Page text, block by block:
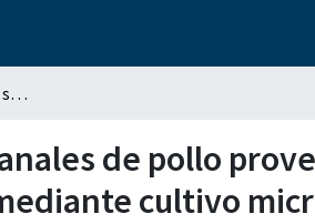
Incidencia de Salmonella spp en canales de pollo provenientes de un rastro y distribuidora de aves, detectada mediante cultivo microbiológico y PCR
de pollo
cultivo